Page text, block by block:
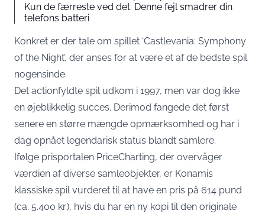
Kun de færreste ved det: Denne fejl smadrer din
telefons batteri
Konkret er der tale om spillet ‘Castlevania: Symphony
of the Night’, der anses for at være et af de bedste spil
nogensinde.
Det actionfyldte spil udkom i 1997, men var dog ikke
en øjeblikkelig succes. Derimod fangede det først
senere en større mængde opmærksomhed og har i
dag opnået legendarisk status blandt samlere.
Ifølge prisportalen PriceCharting, der overvåger
værdien af diverse samleobjekter, er Konamis
klassiske spil vurderet til at have en pris på 614 pund
(ca. 5.400 kr.), hvis du har en ny kopi til den originale